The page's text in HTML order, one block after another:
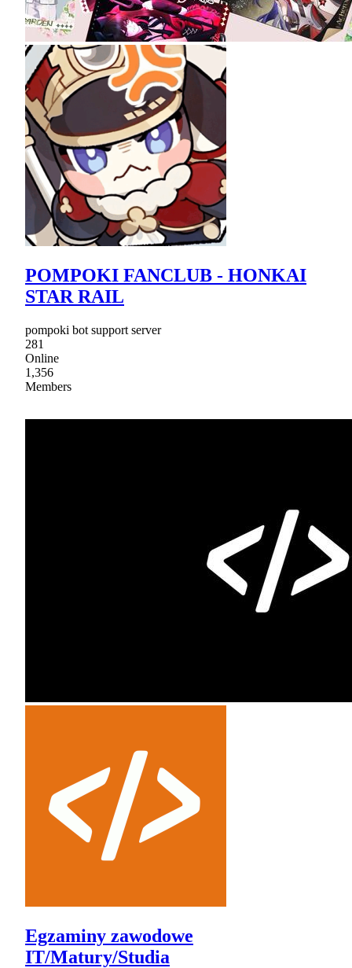
POMPOKI FANCLUB - HONKAI
STAR RAIL
pompoki bot support server
281
Online
1,356
Members
Egzaminy zawodowe
IT/Matury/Studia